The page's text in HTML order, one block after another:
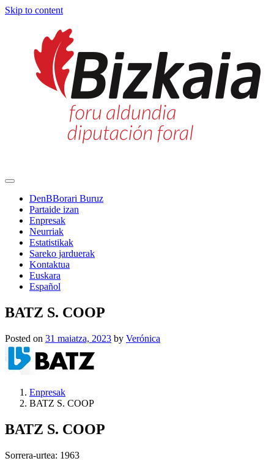
Skip to content
Main
Navigation
DenBBorari Buruz
Partaide izan
Enpresak
Neurriak
Estatistikak
Sareko jarduerak
Kontaktua
Euskara
Español
BATZ S. COOP
Posted on 31 maiatza, 2023 by Verónica
Enpresak
BATZ S. COOP
BATZ S. COOP
Sorrera-urtea: 1963